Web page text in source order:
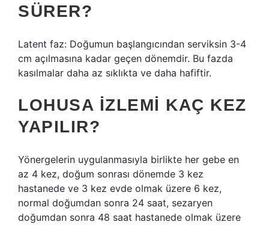
SÜRER?
Latent faz: Doğumun başlangıcından serviksin 3-4
cm açılmasına kadar geçen dönemdir. Bu fazda
kasılmalar daha az sıklıkta ve daha hafiftir.
LOHUSA IZLEMI KAÇ KEZ
YAPILIR?
Yönergelerin uygulanmasıyla birlikte her gebe en
az 4 kez, doğum sonrası dönemde 3 kez
hastanede ve 3 kez evde olmak üzere 6 kez,
normal doğumdan sonra 24 saat, sezaryen
doğumdan sonra 48 saat hastanede olmak üzere